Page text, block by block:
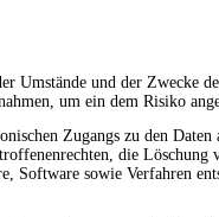
Umstände und der Zwecke
um ein dem Risiko
Zugangs zu den
die Löschung
sowie Verfahren